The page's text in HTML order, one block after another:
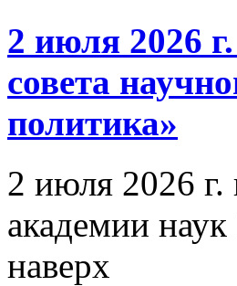
2 июля 2026
совета
политика»
2 июля 2026 г.
академии
наверх